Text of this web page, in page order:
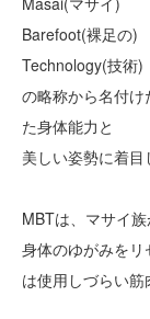
Barefoot(裸足の)
Technology(技術)
の略称から名付
た身体能力と
美しい姿勢に着目
MBTは、マサイ族
身体のゆがみを
は使用しづらい筋